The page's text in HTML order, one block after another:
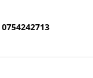
0754242713